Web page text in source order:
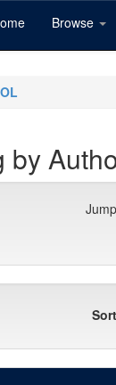
Browse
by